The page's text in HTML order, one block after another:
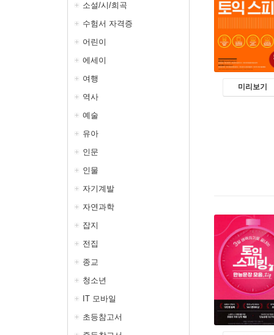
소설/시/희곡
수험서 자격증
어린이
에세이
여행
역사
예술
유아
인문
인물
자기계발
자연과학
잡지
전집
종교
청소년
IT 모바일
초등참고서
미리보기